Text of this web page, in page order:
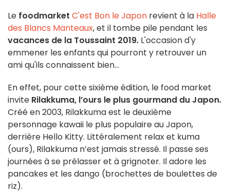
Le foodmarket C'est Bon le Japon revient à la Halle
des Blancs Manteaux, et il tombe pile pendant les
vacances de la Toussaint 2019. L'occasion d'y
emmener les enfants qui pourront y retrouver un
ami qu'ils connaissent bien...
En effet, pour cette sixième édition, le food market
invite Rilakkuma, l’ours le plus gourmand du Japon.
Créé en 2003, Rilakkuma est le deuxième
personnage kawaii le plus populaire au Japon,
derrière Hello Kitty. Littéralement relax et kuma
(ours), Rilakkuma n’est jamais stressé. Il passe ses
journées à se prélasser et à grignoter. Il adore les
pancakes et les dango (brochettes de boulettes de
riz).